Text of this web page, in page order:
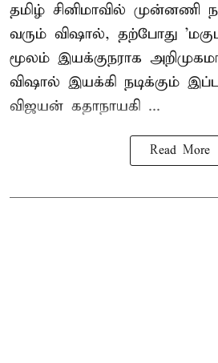
தமிழ் சினிமாவில் முன்னணி
வரும் விஷால், தற்போது
மூலம் இயக்குநராக
விஷால் இயக்கி நடிக்கும்
விஜயன் கதாநாயகி ...
Read More